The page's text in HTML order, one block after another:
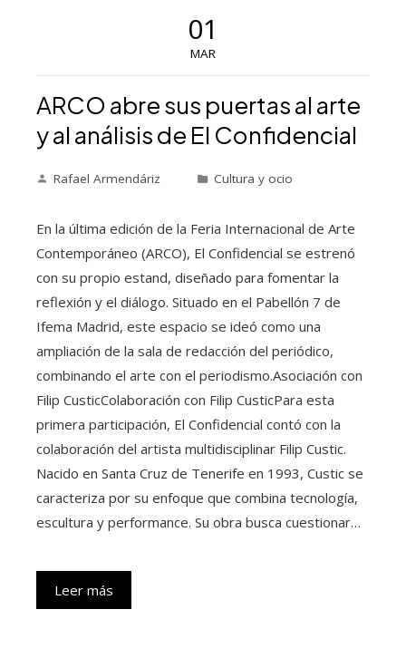
01
MAR
ARCO abre sus puertas al arte
y al análisis de El Confidencial
Rafael Armendáriz Cultura y ocio
En la última edición de la Feria Internacional de Arte
Contemporáneo (ARCO), El Confidencial se estrenó
con su propio estand, diseñado para fomentar la
reflexión y el diálogo. Situado en el Pabellón 7 de
Ifema Madrid, este espacio se ideó como una
ampliación de la sala de redacción del periódico,
combinando el arte con el periodismo.Asociación con
Filip CusticColaboración con Filip CusticPara esta
primera participación, El Confidencial contó con la
colaboración del artista multidisciplinar Filip Custic.
Nacido en Santa Cruz de Tenerife en 1993, Custic se
caracteriza por su enfoque que combina tecnología,
escultura y performance. Su obra busca cuestionar…
Leer más